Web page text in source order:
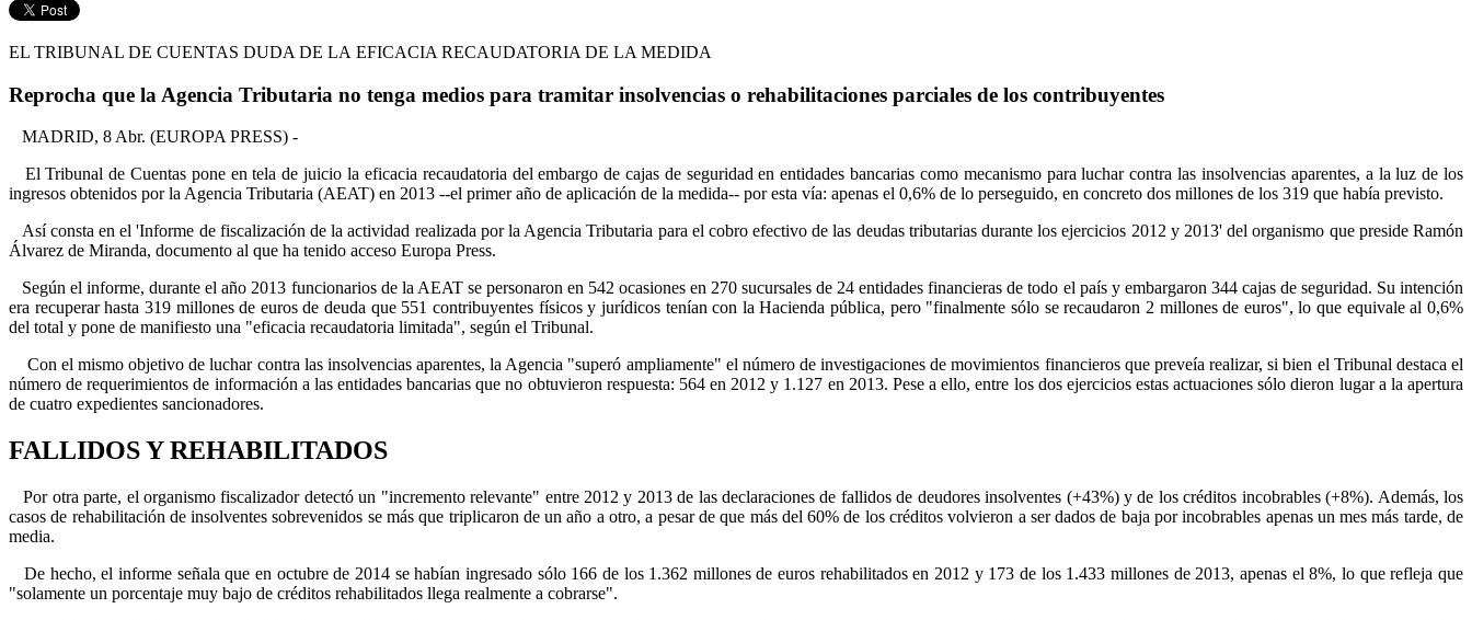
EL TRIBUNAL DE CUENTAS DUDA DE LA EFICACIA RECAUDATORIA DE LA MEDIDA
Reprocha que la Agencia Tributaria no tenga medios para tramitar insolvencias o rehabilitaciones parciales de los contribuyentes
MADRID, 8 Abr. (EUROPA PRESS) -
El Tribunal de Cuentas pone en tela de juicio la eficacia recaudatoria del embargo de cajas de seguridad en entidades bancarias como mecanismo para luchar contra las insolvencias aparentes, a la luz de los
ingresos obtenidos por la Agencia Tributaria (AEAT) en 2013 --el primer año de aplicación de la medida-- por esta vía: apenas el 0,6% de lo perseguido, en concreto dos millones de los 319 que había previsto.
Así consta en el 'Informe de fiscalización de la actividad realizada por la Agencia Tributaria para el cobro efectivo de las deudas tributarias durante los ejercicios 2012 y 2013' del organismo que preside Ramón
Álvarez de Miranda, documento al que ha tenido acceso Europa Press.
Según el informe, durante el año 2013 funcionarios de la AEAT se personaron en 542 ocasiones en 270 sucursales de 24 entidades financieras de todo el país y embargaron 344 cajas de seguridad. Su intención
era recuperar hasta 319 millones de euros de deuda que 551 contribuyentes físicos y jurídicos tenían con la Hacienda pública, pero "finalmente sólo se recaudaron 2 millones de euros", lo que equivale al 0,6%
del total y pone de manifiesto una "eficacia recaudatoria limitada", según el Tribunal.
Con el mismo objetivo de luchar contra las insolvencias aparentes, la Agencia "superó ampliamente" el número de investigaciones de movimientos financieros que preveía realizar, si bien el Tribunal destaca el
número de requerimientos de información a las entidades bancarias que no obtuvieron respuesta: 564 en 2012 y 1.127 en 2013. Pese a ello, entre los dos ejercicios estas actuaciones sólo dieron lugar a la apertura
de cuatro expedientes sancionadores.
FALLIDOS Y REHABILITADOS
Por otra parte, el organismo fiscalizador detectó un "incremento relevante" entre 2012 y 2013 de las declaraciones de fallidos de deudores insolventes (+43%) y de los créditos incobrables (+8%). Además, los
casos de rehabilitación de insolventes sobrevenidos se más que triplicaron de un año a otro, a pesar de que más del 60% de los créditos volvieron a ser dados de baja por incobrables apenas un mes más tarde, de
media.
De hecho, el informe señala que en octubre de 2014 se habían ingresado sólo 166 de los 1.362 millones de euros rehabilitados en 2012 y 173 de los 1.433 millones de 2013, apenas el 8%, lo que refleja que
"solamente un porcentaje muy bajo de créditos rehabilitados llega realmente a cobrarse".